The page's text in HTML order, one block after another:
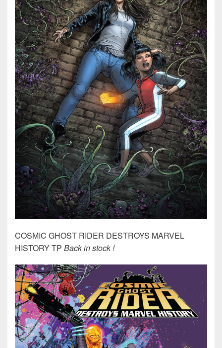
COSMIC GHOST RIDER DESTROYS MARVEL
HISTORY TP Back in stock !